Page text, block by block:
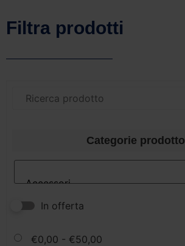
Filtra prodotti
Categorie prodotto
In offerta
€0,00 - €50,00